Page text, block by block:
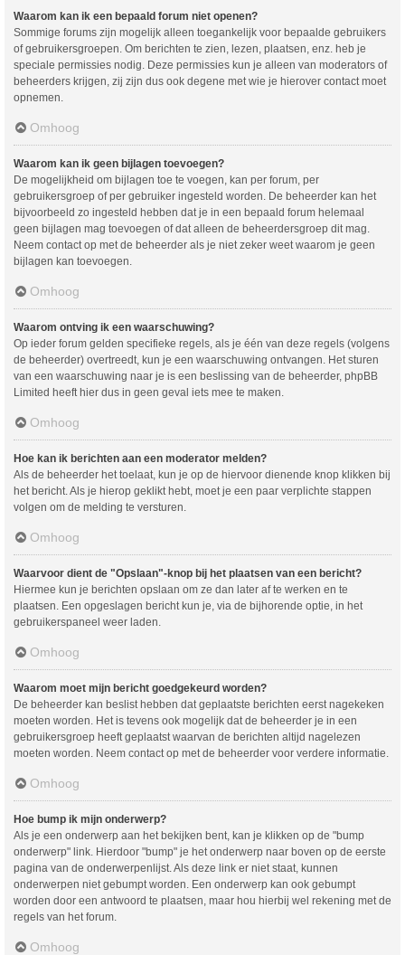
Waarom kan ik een bepaald forum niet openen?
Sommige forums zijn mogelijk alleen toegankelijk voor bepaalde gebruikers
of gebruikersgroepen. Om berichten te zien, lezen, plaatsen, enz. heb je
speciale permissies nodig. Deze permissies kun je alleen van moderators of
beheerders krijgen, zij zijn dus ook degene met wie je hierover contact moet
opnemen.
Omhoog
Waarom kan ik geen bijlagen toevoegen?
De mogelijkheid om bijlagen toe te voegen, kan per forum, per
gebruikersgroep of per gebruiker ingesteld worden. De beheerder kan het
bijvoorbeeld zo ingesteld hebben dat je in een bepaald forum helemaal
geen bijlagen mag toevoegen of dat alleen de beheerdersgroep dit mag.
Neem contact op met de beheerder als je niet zeker weet waarom je geen
bijlagen kan toevoegen.
Omhoog
Waarom ontving ik een waarschuwing?
Op ieder forum gelden specifieke regels, als je één van deze regels (volgens
de beheerder) overtreedt, kun je een waarschuwing ontvangen. Het sturen
van een waarschuwing naar je is een beslissing van de beheerder, phpBB
Limited heeft hier dus in geen geval iets mee te maken.
Omhoog
Hoe kan ik berichten aan een moderator melden?
Als de beheerder het toelaat, kun je op de hiervoor dienende knop klikken bij
het bericht. Als je hierop geklikt hebt, moet je een paar verplichte stappen
volgen om de melding te versturen.
Omhoog
Waarvoor dient de "Opslaan"-knop bij het plaatsen van een bericht?
Hiermee kun je berichten opslaan om ze dan later af te werken en te
plaatsen. Een opgeslagen bericht kun je, via de bijhorende optie, in het
gebruikerspaneel weer laden.
Omhoog
Waarom moet mijn bericht goedgekeurd worden?
De beheerder kan beslist hebben dat geplaatste berichten eerst nagekeken
moeten worden. Het is tevens ook mogelijk dat de beheerder je in een
gebruikersgroep heeft geplaatst waarvan de berichten altijd nagelezen
moeten worden. Neem contact op met de beheerder voor verdere informatie.
Omhoog
Hoe bump ik mijn onderwerp?
Als je een onderwerp aan het bekijken bent, kan je klikken op de "bump
onderwerp" link. Hierdoor "bump" je het onderwerp naar boven op de eerste
pagina van de onderwerpenlijst. Als deze link er niet staat, kunnen
onderwerpen niet gebumpt worden. Een onderwerp kan ook gebumpt
worden door een antwoord te plaatsen, maar hou hierbij wel rekening met de
regels van het forum.
Omhoog